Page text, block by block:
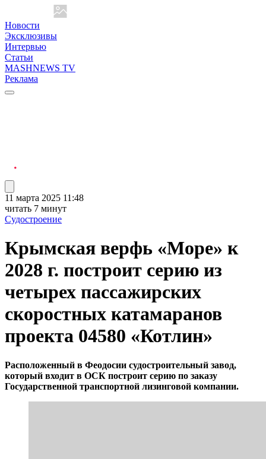
Новости
Эксклюзивы
Интервью
Статьи
MASHNEWS TV
Реклама
11 марта 2025 11:48
читать 7 минут
Судостроение
Крымская верфь «Море» к
2028 г. построит серию из
четырех пассажирских
скоростных катамаранов
проекта 04580 «Котлин»
Расположенный в Феодосии судостроительный завод,
который входит в ОСК построит серию по заказу
Государственной транспортной лизинговой компании.